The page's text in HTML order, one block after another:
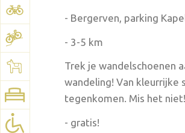
Bekijk het plan:
Google Maps
- Bergerven, parking
- 3-5 km
Trek je wandelschoenen
wandeling! Van
tegenkomen. Mis het
- gratis!